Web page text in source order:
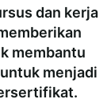
dan kerja
membantu
menjadi